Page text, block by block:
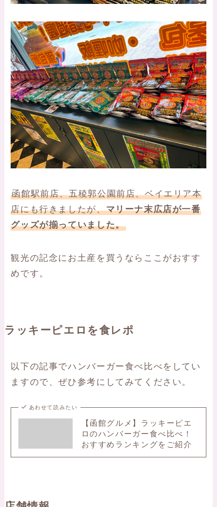
函館駅前店、五稜郭公園前店、ベイエリア本
店にも行きましたが、マリーナ末広店が一番
グッズが揃っていました。
観光の記念にお土産を買うならここがおすす
めです。
ラッキーピエロを食レポ
以下の記事でハンバーガー食べ比べをしてい
ますので、ぜひ参考にしてみてください。
あわせて読みたい
【函館グルメ】ラッキーピエ
ロのハンバーガー食べ比べ！
おすすめランキングをご紹介